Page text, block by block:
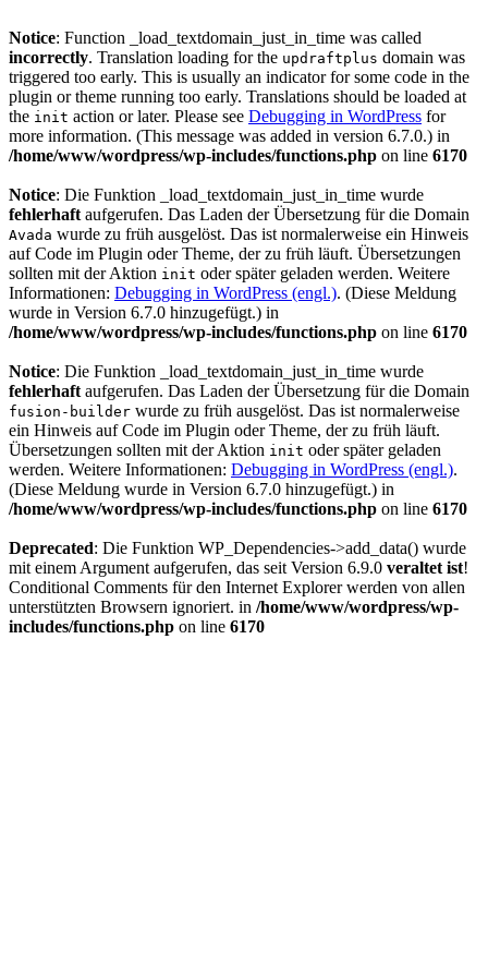
Notice: Function _load_textdomain_just_in_time was called
incorrectly. Translation loading for the updraftplus domain was
triggered too early. This is usually an indicator for some code in the
plugin or theme running too early. Translations should be loaded at
the init action or later. Please see Debugging in WordPress for
more information. (This message was added in version 6.7.0.) in
/home/www/wordpress/wp-includes/functions.php on line 6170
Notice: Die Funktion _load_textdomain_just_in_time wurde
fehlerhaft aufgerufen. Das Laden der Übersetzung für die Domain
Avada wurde zu früh ausgelöst. Das ist normalerweise ein Hinweis
auf Code im Plugin oder Theme, der zu früh läuft. Übersetzungen
sollten mit der Aktion init oder später geladen werden. Weitere
Informationen: Debugging in WordPress (engl.). (Diese Meldung
wurde in Version 6.7.0 hinzugefügt.) in
/home/www/wordpress/wp-includes/functions.php on line 6170
Notice: Die Funktion _load_textdomain_just_in_time wurde
fehlerhaft aufgerufen. Das Laden der Übersetzung für die Domain
fusion-builder wurde zu früh ausgelöst. Das ist normalerweise
ein Hinweis auf Code im Plugin oder Theme, der zu früh läuft.
Übersetzungen sollten mit der Aktion init oder später geladen
werden. Weitere Informationen: Debugging in WordPress (engl.).
(Diese Meldung wurde in Version 6.7.0 hinzugefügt.) in
/home/www/wordpress/wp-includes/functions.php on line 6170
Deprecated: Die Funktion WP_Dependencies->add_data() wurde
mit einem Argument aufgerufen, das seit Version 6.9.0 veraltet ist!
Conditional Comments für den Internet Explorer werden von allen
unterstützten Browsern ignoriert. in /home/www/wordpress/wp-
includes/functions.php on line 6170